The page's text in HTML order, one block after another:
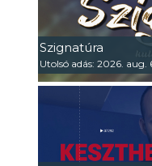
Szignatúra
Utolsó adás: 2026. aug.